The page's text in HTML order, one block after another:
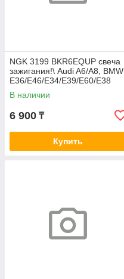
NGK 3199 BKR6EQUP свеча
зажигания!\ Audi A6/A8, BMW
E36/E46/E34/E39/E60/E38
1.4-5.4i 90>
В наличии
6 900 ₸
Купить